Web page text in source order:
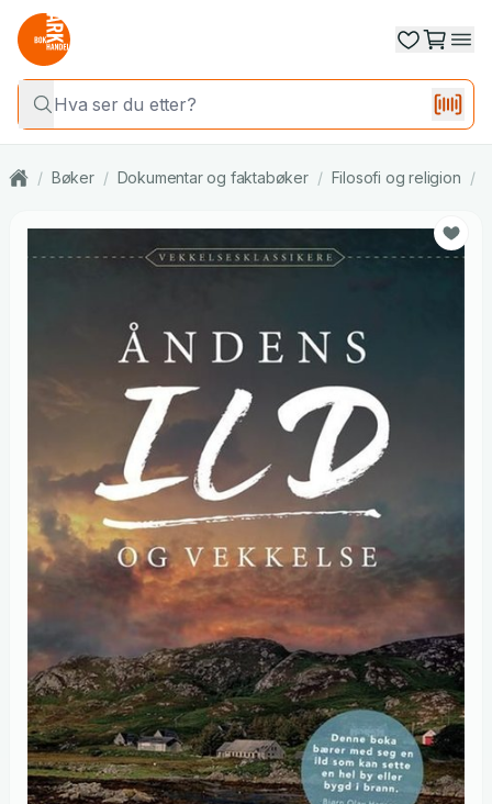
/ Bøker / Dokumentar og faktabøker / Filosofi og religion /